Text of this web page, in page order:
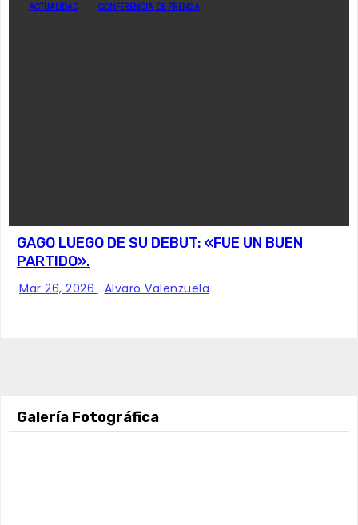
ACTUALIDAD CONFERENCIA DE PRENSA
GAGO LUEGO DE SU DEBUT: «FUE UN BUEN
PARTIDO».
Mar 26, 2026 Alvaro Valenzuela
Galería Fotográfica